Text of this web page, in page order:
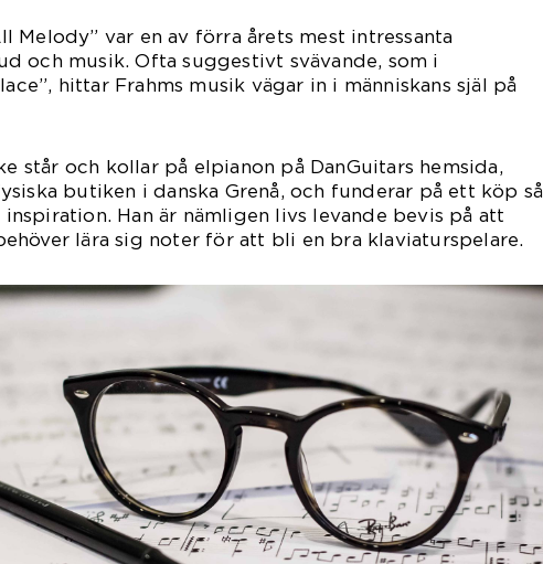
Melody” var en av förra årets mest intressanta
och musik. Ofta suggestivt svävande, som i
hittar Frahms musik vägar in i människans själ på
står och kollar på elpianon på DanGuitars hemsida,
butiken i danska Grenå, och funderar på ett köp så
inspiration. Han är nämligen livs levande bevis på att
lära sig noter för att bli en bra klaviaturspelare.